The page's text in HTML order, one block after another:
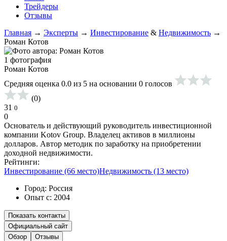
Трейдеры
Отзывы
Главная → Эксперты → Инвестирование & Недвижимость →
Роман Котов
1 фотография
Роман Котов
Средняя оценка 0.0 из 5 на основании 0 голосов
(0)
31 0
0
Основатель и действующий руководитель инвестиционной
компании Kotov Group. Владелец активов в миллионы
долларов. Автор методик по заработку на приобретении
доходной недвижимости.
Рейтинги:
Инвестирование (66 место)Недвижимость (13 место)
Город: Россия
Опыт с: 2004
Показать контакты
Официальный сайт
Обзор
Отзывы